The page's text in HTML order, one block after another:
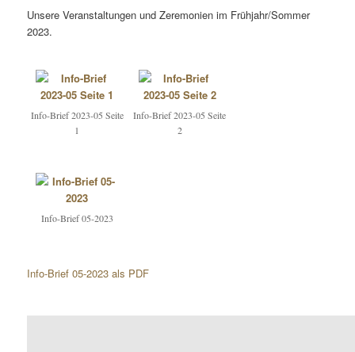
Unsere Veranstaltungen und Zeremonien im Frühjahr/Sommer
2023.
Info-Brief 2023-05 Seite
1
Info-Brief 2023-05 Seite
2
Info-Brief 05-2023
Info-Brief 05-2023 als PDF